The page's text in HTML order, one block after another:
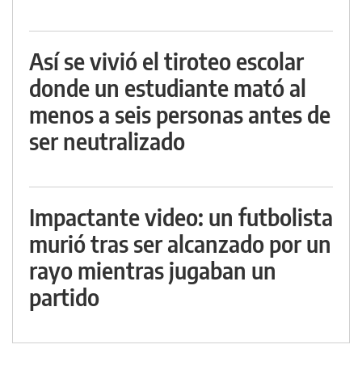
Así se vivió el tiroteo escolar
donde un estudiante mató al
menos a seis personas antes de
ser neutralizado
Impactante video: un futbolista
murió tras ser alcanzado por un
rayo mientras jugaban un
partido